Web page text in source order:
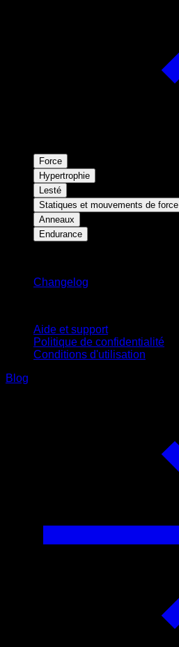
Force
Hypertrophie
Lesté
Statiques et mouvements de force
Anneaux
Endurance
Changelog
Aide et support
Politique de confidentialité
Conditions d'utilisation
Blog